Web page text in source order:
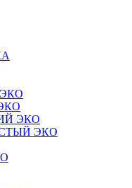
ЭКО
ЭКО